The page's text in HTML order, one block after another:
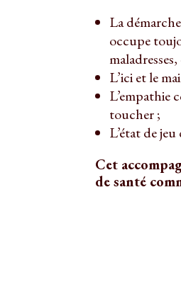
La
occupe
L’ici et le
L’empathie
toucher ;
L’état de
Cet
de santé